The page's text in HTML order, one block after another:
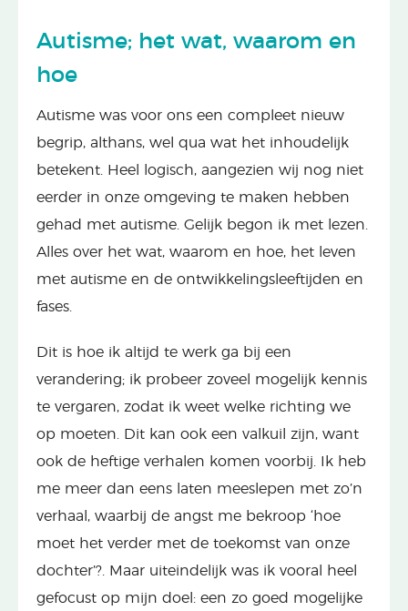
Autisme; het wat, waarom en
hoe
Autisme was voor ons een compleet nieuw
begrip, althans, wel qua wat het inhoudelijk
betekent. Heel logisch, aangezien wij nog niet
eerder in onze omgeving te maken hebben
gehad met autisme. Gelijk begon ik met lezen.
Alles over het wat, waarom en hoe, het leven
met autisme en de ontwikkelingsleeftijden en
fases.
Dit is hoe ik altijd te werk ga bij een
verandering; ik probeer zoveel mogelijk kennis
te vergaren, zodat ik weet welke richting we
op moeten. Dit kan ook een valkuil zijn, want
ook de heftige verhalen komen voorbij. Ik heb
me meer dan eens laten meeslepen met zo’n
verhaal, waarbij de angst me bekroop ‘hoe
moet het verder met de toekomst van onze
dochter’?. Maar uiteindelijk was ik vooral heel
gefocust op mijn doel: een zo goed mogelijke